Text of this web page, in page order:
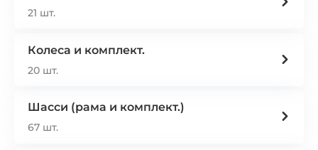
21 шт.
Колеса и комплект.
20 шт.
Шасси (рама и комплект.)
67 шт.